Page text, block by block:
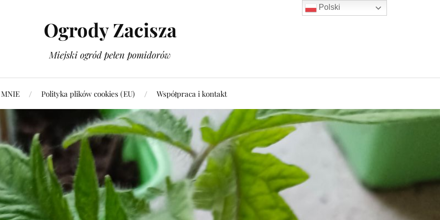
Ogrody Zacisza
Miejski ogród pełen pomidorów
Polityka plików cookies (EU) Współpraca i kontakt
Polski